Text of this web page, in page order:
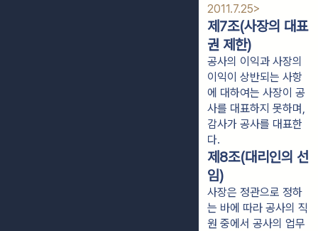
2011.7.25>
제7조(사장의 대표
권 제한)
공사의 이익과 사장의
이익이 상반되는 사항
에 대하여는 사장이 공
사를 대표하지 못하며,
감사가 공사를 대표한
다.
제8조(대리인의 선
임)
사장은 정관으로 정하
는 바에 따라 공사의 직
원 중에서 공사의 업무